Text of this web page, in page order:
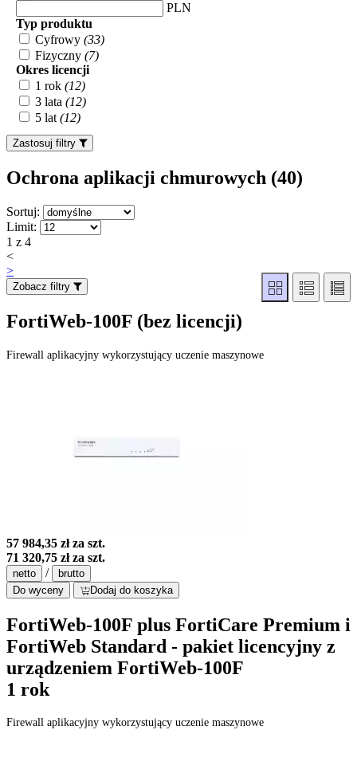
PLN
Typ produktu
Cyfrowy (33)
Fizyczny (7)
Okres licencji
1 rok (12)
3 lata (12)
5 lat (12)
Zastosuj filtry
Ochrona aplikacji chmurowych (40)
Sortuj:
Limit:
1 z 4
<
>
Zobacz filtry
FortiWeb-100F (bez licencji)
Firewall aplikacyjny wykorzystujący uczenie maszynowe
57 984,35 złza szt.
71 320,75 złza szt.
netto /
brutto
Do wyceny
Dodaj do koszyka
FortiWeb-100F plus FortiCare Premium i
FortiWeb Standard - pakiet licencyjny z
urządzeniem FortiWeb-100F
1 rok
Firewall aplikacyjny wykorzystujący uczenie maszynowe